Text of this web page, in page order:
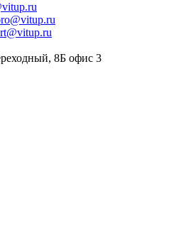
8Б офис 3